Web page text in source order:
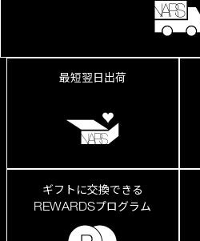
最短翌日出荷
ギフトに交換できる
REWARDSプログラム